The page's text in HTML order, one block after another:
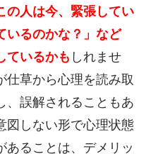
の人は今、緊張してい
いるのかな？」など
ているかも しれませ
仕草から心理を読み取
、誤解されることもあ
図しない形で心理状態
あることは、デメリッ